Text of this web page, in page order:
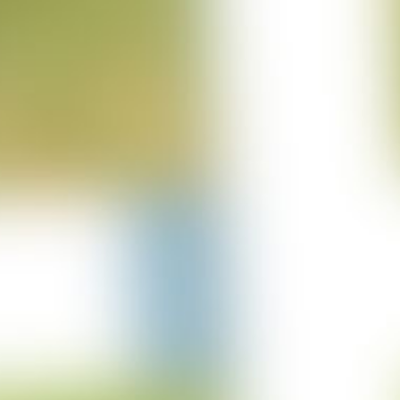
31-05-2023
Projekt Bulgarien
05-03-2023